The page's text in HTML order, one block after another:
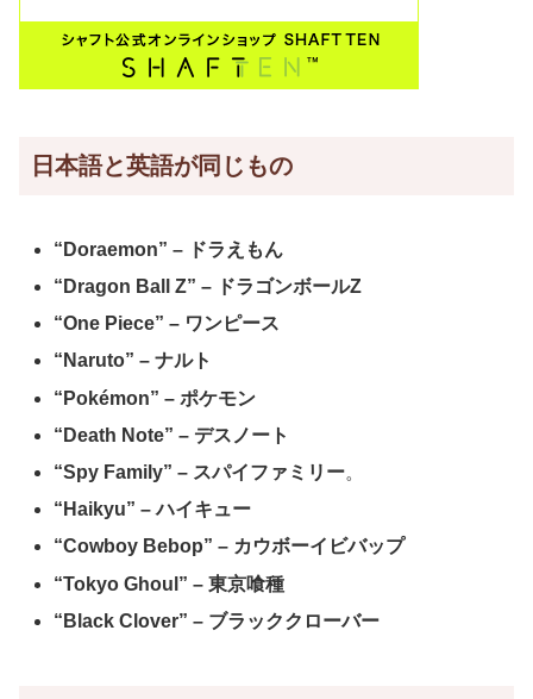
日本語と英語が同じもの
“Doraemon” – ドラえもん
“Dragon Ball Z” – ドラゴンボールZ
“One Piece” – ワンピース
“Naruto” – ナルト
“Pokémon” – ポケモン
“Death Note” – デスノート
“Spy Family” – スパイファミリー。
“Haikyu” – ハイキュー
“Cowboy Bebop” – カウボーイビバップ
“Tokyo Ghoul” – 東京喰種
“Black Clover” – ブラッククローバー